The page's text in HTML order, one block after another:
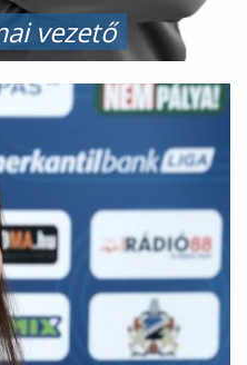
vezető